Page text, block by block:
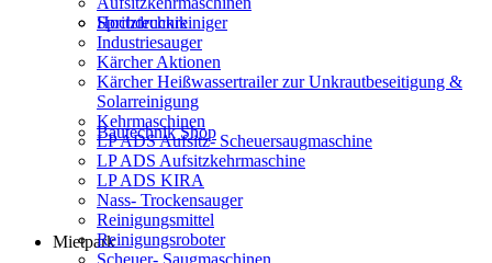
Spritztechnik
Bautechnik Shop
Mietpark
Hochdruckreiniger
Industriesauger
Kärcher Aktionen
Kärcher Heißwassertrailer zur Unkrautbeseitigung &
Solarreinigung
Kehrmaschinen
LP ADS Aufsitz- Scheuersaugmaschine
LP ADS Aufsitzkehrmaschine
LP ADS KIRA
Nass- Trockensauger
Reinigungsmittel
Reinigungsroboter
Scheuer- Saugmaschinen